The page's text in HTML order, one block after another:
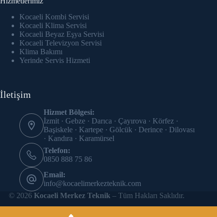
panel
Panel
panel
panel
panel
panel
panel
panel
panel
Kocaeli Kombi Servisi
Kocaeli Klima Servisi
Kocaeli Beyaz Eşya Servisi
Kocaeli Televizyon Servisi
Klima Bakımı
Yerinde Servis Hizmeti
İletişim
Hizmet Bölgesi:
İzmit · Gebze · Darıca · Çayırova · Körfez ·
Başiskele · Kartepe · Gölcük · Derince · Dilovası
· Kandıra · Karamürsel
Telefon:
0850 888 75 86
Email:
info@kocaelimerkezteknik.com
© 2026Kocaeli Merkez Teknik – Tüm Hakları Saklıdır.